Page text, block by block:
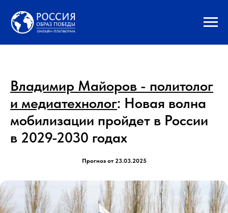
Владимир Майоров - политолог
и медиатехнолог: Новая волна
мобилизации пройдет в России
в 2029-2030 годах
Прогноз от 23.03.2025